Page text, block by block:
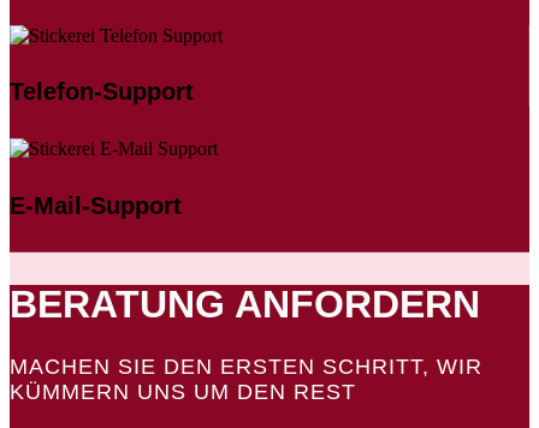
Telefon-Support
E-Mail-Support
BERATUNG ANFORDERN
MACHEN SIE DEN ERSTEN SCHRITT, WIR
KÜMMERN UNS UM DEN REST